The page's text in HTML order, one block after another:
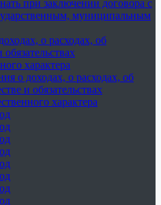
при заключении договора с
муниципальным
о расходах, об
характера
о доходах, о расходах, об
и обязательствах
характера